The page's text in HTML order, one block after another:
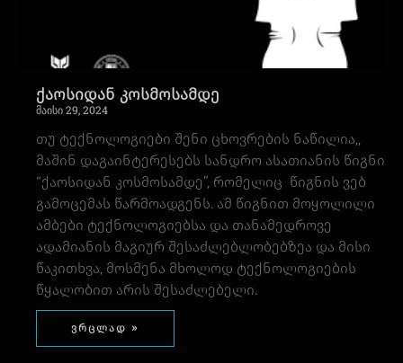
ქაოსიდან კოსმოსამდე
მაისი 29, 2024
თუ ტექნოლოგიები შენი ცხოვრების ნაწილია,,
მაშინ დაგაინტერესებს სანდრო ასათიანის წიგნი
“ქაოსიდან კოსმოსამდე”, რომელიც წიგნის ვებ
გამოცემას წარმოადგენს. ამ წიგნით მოყოლილი
ამბები ტექნოლოგიებსა და თანამედროვე
ადამიანის მაგიურ შესაძლებლობებზეა და მისი
წაკითხვა, მოსმენა მხოლოდ ტექნოლოგიების
წყალობით არის შესაძლებელი.
ვრცლად »